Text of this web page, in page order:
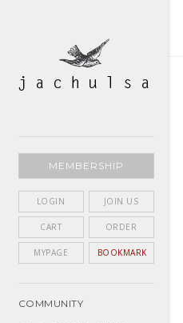
MEMBERSHIP
LOGIN JOIN US
CART ORDER
MYPAGE BOOKMARK
COMMUNITY